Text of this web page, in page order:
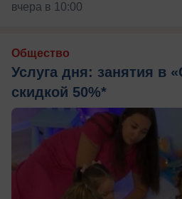
вчера в 10:00
Общество
Услуга дня: занятия в
скидкой 50%*